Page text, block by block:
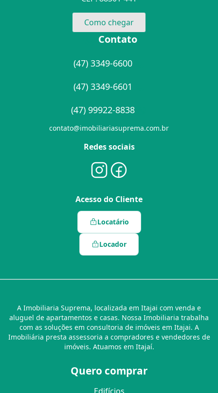
Como chegar
Contato
(47) 3349-6600
(47) 3349-6601
(47) 99922-8838
contato@imobiliariasuprema.com.br
Redes sociais
Acesso do Cliente
Locatário
Locador
A Imobiliaria Suprema, localizada em Itajai com venda e
aluguel de apartamentos e casas. Nossa Imobiliaria trabalha
com as soluções em consultoria de imóveis em Itajai. A
Imobiliária presta assessoria a compradores e vendedores de
imóveis. Atuamos em Itajaí.
Quero comprar
Edifícios